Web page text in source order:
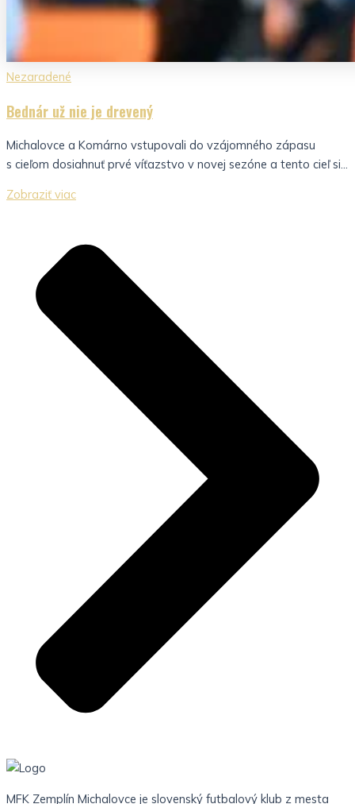
Nezaradené
Bednár už nie je drevený
Michalovce a Komárno vstupovali do vzájomného zápasu
s cieľom dosiahnuť prvé víťazstvo v novej sezóne a tento cieľ si...
Zobraziť viac
MFK Zemplín Michalovce je slovenský futbalový klub z mesta